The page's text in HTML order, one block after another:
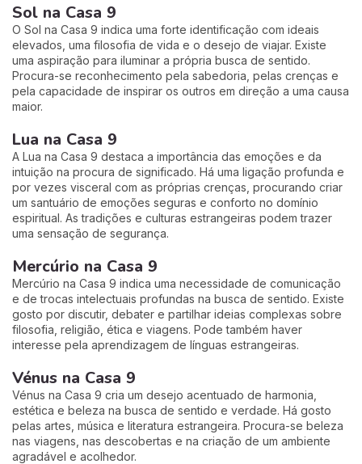
Sol na Casa 9
O Sol na Casa 9 indica uma forte identificação com ideais
elevados, uma filosofia de vida e o desejo de viajar. Existe
uma aspiração para iluminar a própria busca de sentido.
Procura-se reconhecimento pela sabedoria, pelas crenças e
pela capacidade de inspirar os outros em direção a uma causa
maior.
Lua na Casa 9
A Lua na Casa 9 destaca a importância das emoções e da
intuição na procura de significado. Há uma ligação profunda e
por vezes visceral com as próprias crenças, procurando criar
um santuário de emoções seguras e conforto no domínio
espiritual. As tradições e culturas estrangeiras podem trazer
uma sensação de segurança.
Mercúrio na Casa 9
Mercúrio na Casa 9 indica uma necessidade de comunicação
e de trocas intelectuais profundas na busca de sentido. Existe
gosto por discutir, debater e partilhar ideias complexas sobre
filosofia, religião, ética e viagens. Pode também haver
interesse pela aprendizagem de línguas estrangeiras.
Vénus na Casa 9
Vénus na Casa 9 cria um desejo acentuado de harmonia,
estética e beleza na busca de sentido e verdade. Há gosto
pelas artes, música e literatura estrangeira. Procura-se beleza
nas viagens, nas descobertas e na criação de um ambiente
agradável e acolhedor.